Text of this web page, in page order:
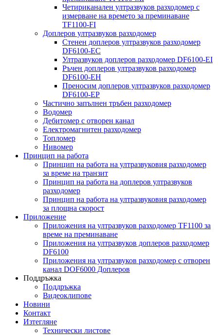
Четириканален ултразвуков разходомер с
измерване на времето за преминаване
TF1100-FI
Доплеров ултразвуков разходомер
Стенен доплеров ултразвуков разходомер
DF6100-EC
Ултразвуков доплеров разходомер DF6100-EI
Ръчен доплеров ултразвуков разходомер
DF6100-EH
Преносим доплеров ултразвуков разходомер
DF6100-EP
Частично запълнен тръбен разходомер
Водомер
Дебитомер с отворен канал
Електромагнитен разходомер
Топломер
Нивомер
Принцип на работа
Принцип на работа на ултразвуковия разходомер
за време на транзит
Принцип на работа на доплеров ултразвуков
разходомер
Принцип на работа на ултразвуковия разходомер
за площна скорост
Приложение
Приложения на ултразвуков разходомер TF1100 за
време на преминаване
Приложения на ултразвуков доплеров разходомер
DF6100
Приложения на ултразвуков разходомер с отворен
канал DOF6000 Доплеров
Поддръжка
Поддръжка
Видеоклипове
Новини
Контакт
Изтегляне
Технически листове